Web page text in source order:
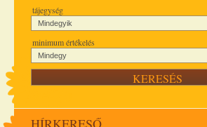
tájegység
minimum értékelés
HÍRKERESŐ